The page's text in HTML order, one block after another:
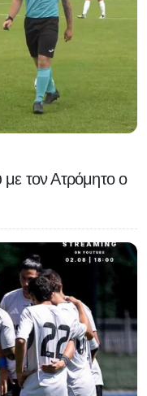
τον Ατρόμητο ο